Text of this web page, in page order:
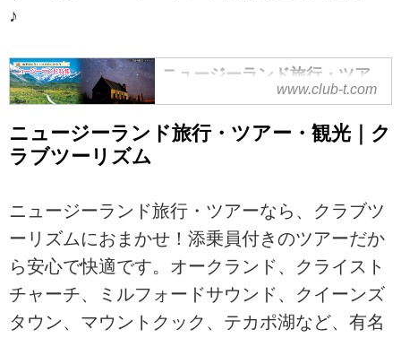
♪
ニュージーランド旅行・ツア
ー・観光｜クラブツーリズム
ニュージーランド旅行・ツアーな
ら、クラブツーリズムにおまか
ライストチャーチ、ミルフォード
サウンド、クイーンズタウン、マ
ウントクック、テカポ湖など、有
名な観光地や星空観賞などおすす
めのニュージーランドツアーをご
紹介。ツアーの検索・ご予約も簡
単。
www.club-t.com
ニュージーランド旅行・ツアー・観光｜ク
ラブツーリズム
ニュージーランド旅行・ツアーなら、クラブツ
ーリズムにおまかせ！添乗員付きのツアーだか
ら安心で快適です。オークランド、クライスト
チャーチ、ミルフォードサウンド、クイーンズ
タウン、マウントクック、テカポ湖など、有名